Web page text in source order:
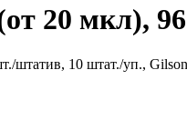
20 мкл),